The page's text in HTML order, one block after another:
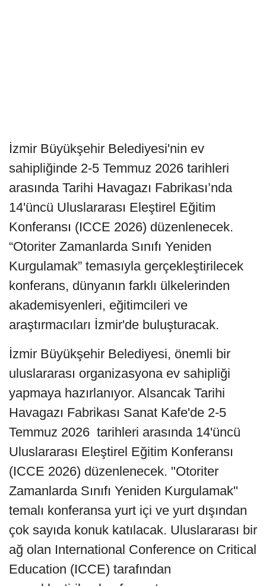
İzmir Büyükşehir Belediyesi'nin ev
sahipliğinde 2-5 Temmuz 2026 tarihleri
arasında Tarihi Havagazı Fabrikası’nda
14'üncü Uluslararası Eleştirel Eğitim
Konferansı (ICCE 2026) düzenlenecek.
“Otoriter Zamanlarda Sınıfı Yeniden
Kurgulamak” temasıyla gerçekleştirilecek
konferans, dünyanın farklı ülkelerinden
akademisyenleri, eğitimcileri ve
araştırmacıları İzmir'de buluşturacak.
İzmir Büyükşehir Belediyesi, önemli bir
uluslararası organizasyona ev sahipliği
yapmaya hazırlanıyor. Alsancak Tarihi
Havagazı Fabrikası Sanat Kafe'de 2-5
Temmuz 2026 tarihleri arasında 14'üncü
Uluslararası Eleştirel Eğitim Konferansı
(ICCE 2026) düzenlenecek. "Otoriter
Zamanlarda Sınıfı Yeniden Kurgulamak"
temalı konferansa yurt içi ve yurt dışından
çok sayıda konuk katılacak. Uluslararası bir
ağ olan International Conference on Critical
Education (ICCE) tarafından